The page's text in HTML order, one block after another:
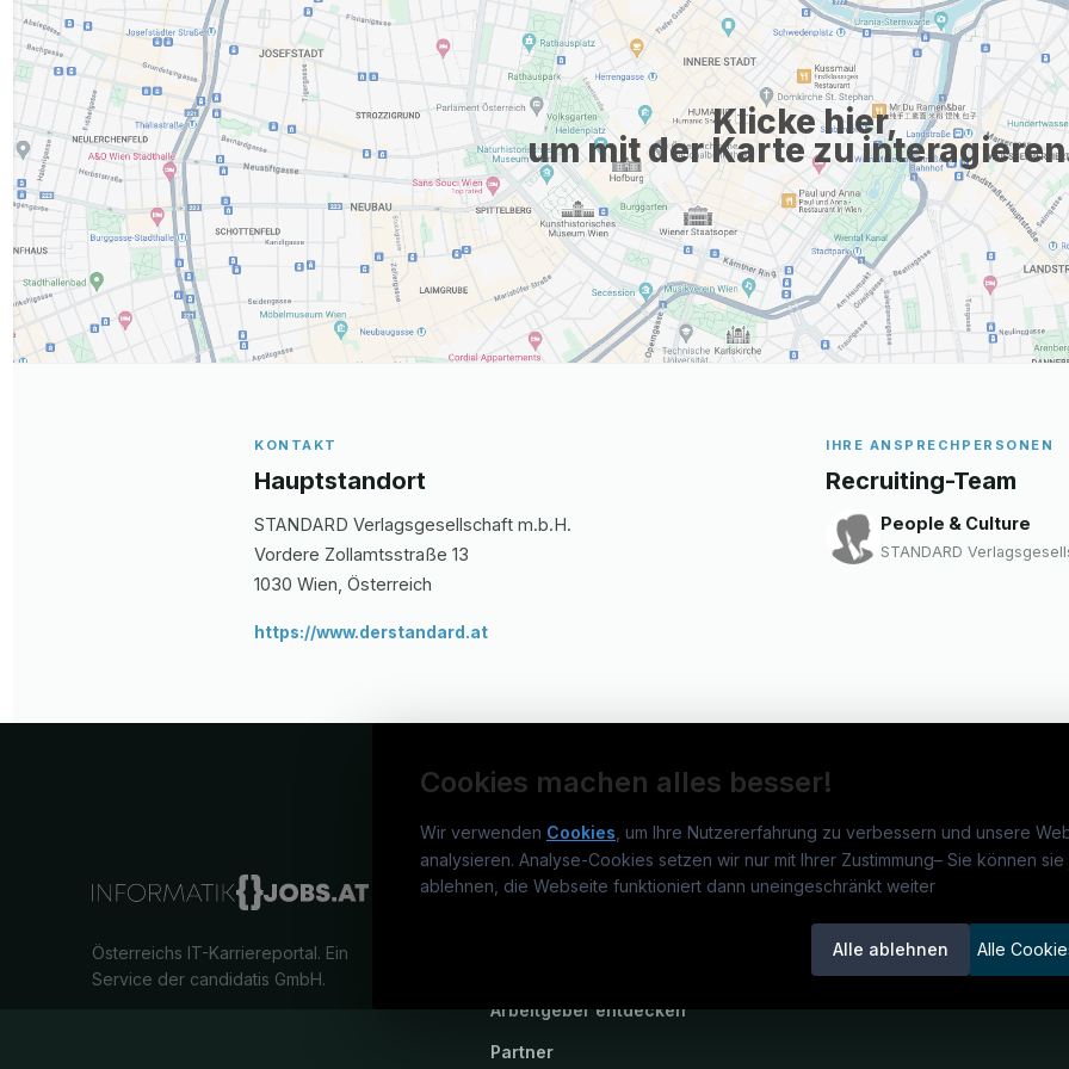
Klicke hier,
um mit der Karte zu
KONTAKT
Hauptstandort
STANDARD Verlagsgesellschaft m.b.H.
Vordere Zollamtsstraße 13
1030 Wien , Österreich
https://www.derstandard.at
IHRE ANSPRECHPERSONEN
Recruiting-Team
People & Culture
STANDARD
Cookies machen alles besser!
Wir verwenden Cookies , um Ihre Nutzererfahrung zu verbessern und unsere
analysieren. Analyse-Cookies setzen wir nur mit Ihrer Zustimmung– Sie können
ablehnen, die Webseite funktioniert dann uneingeschränkt weiter
Alle ablehnen Alle
Österreichs IT-Karriereportal. Ein
Service der candidatis GmbH.
informatikjobs.at
Arbeitgeber entdecken
Partner
Jobs
Jobkategorien